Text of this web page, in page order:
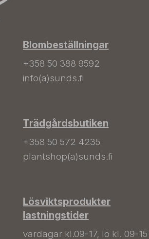
Blombeställningar
+358 50 388 9592
info(a)sunds.fi
Trädgårdsbutiken
+358 50 572 4235
plantshop(a)sunds.fi
Lösviktsprodukter
lastningstider
vardagar kl.09-17, lö kl. 09-15